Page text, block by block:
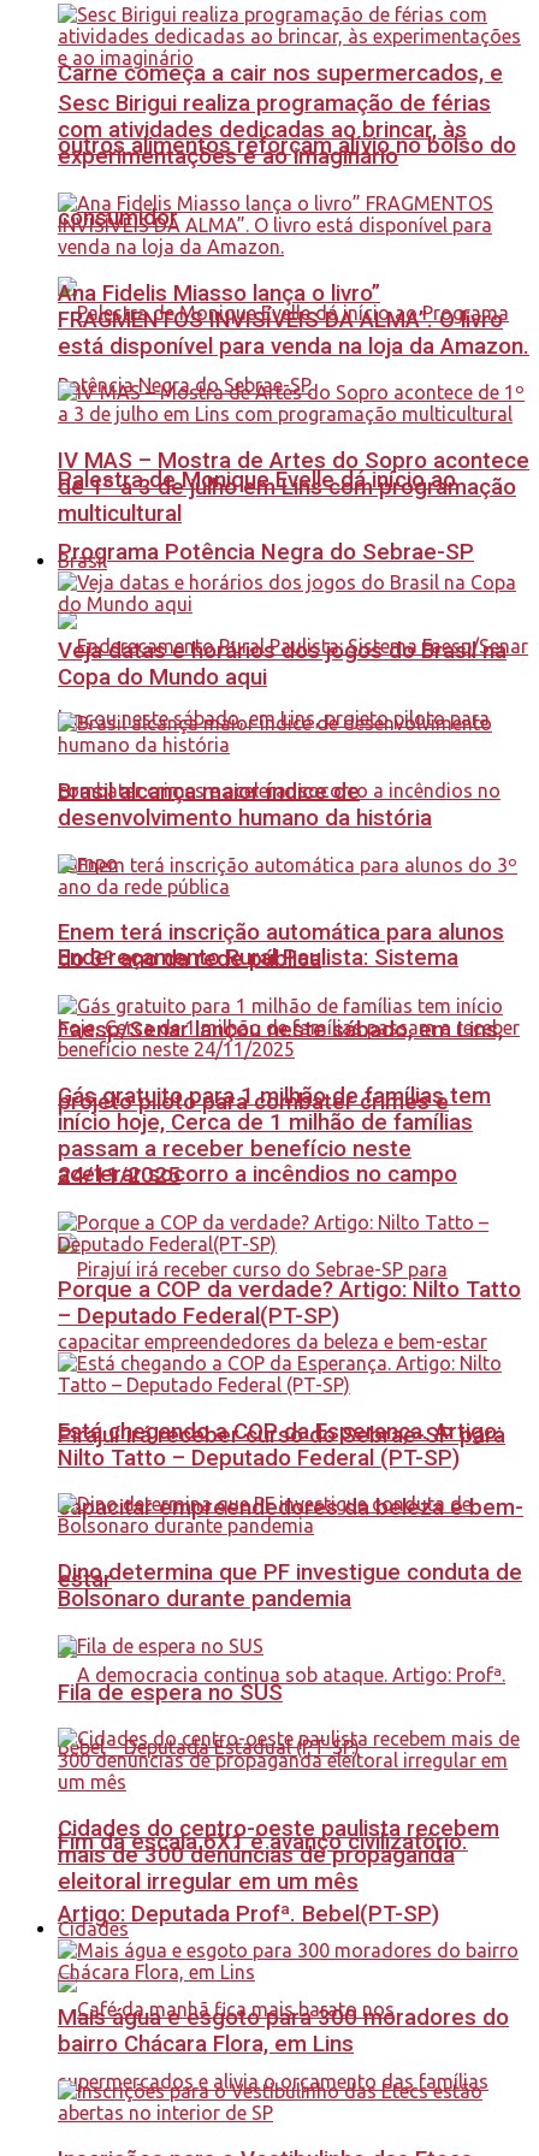
Carne começa a cair nos supermercados, e
outros alimentos reforçam alívio no bolso do
consumidor
Palestra de Monique Evelle dá início ao
Programa Potência Negra do Sebrae-SP
Endereçamento Rural Paulista: Sistema
Faesp/Senar lançou neste sábado, em Lins,
projeto piloto para combater crimes e
acelerar socorro a incêndios no campo
Pirajuí irá receber curso do Sebrae-SP para
capacitar empreendedores da beleza e bem-
estar
Fim da escala 6X1 é avanço civilizatório.
Artigo: Deputada Profª. Bebel(PT-SP)
Sesc Birigui realiza programação de férias
com atividades dedicadas ao brincar, às
experimentações e ao imaginário
Ana Fidelis Miasso lança o livro”
FRAGMENTOS INVISÍVEIS DA ALMA”. O livro
está disponível para venda na loja da Amazon.
IV MAS – Mostra de Artes do Sopro acontece
de 1º a 3 de julho em Lins com programação
multicultural
Brasil
Veja datas e horários dos jogos do Brasil na
Copa do Mundo aqui
Brasil alcança maior índice de
desenvolvimento humano da história
Enem terá inscrição automática para alunos
do 3º ano da rede pública
Gás gratuito para 1 milhão de famílias tem
início hoje, Cerca de 1 milhão de famílias
passam a receber benefício neste
24/11/2025
Porque a COP da verdade? Artigo: Nilto Tatto
– Deputado Federal(PT-SP)
Está chegando a COP da Esperança. Artigo:
Nilto Tatto – Deputado Federal (PT-SP)
Dino determina que PF investigue conduta de
Bolsonaro durante pandemia
Fila de espera no SUS
Cidades do centro-oeste paulista recebem
mais de 300 denúncias de propaganda
eleitoral irregular em um mês
Cidades
Mais água e esgoto para 300 moradores do
bairro Chácara Flora, em Lins